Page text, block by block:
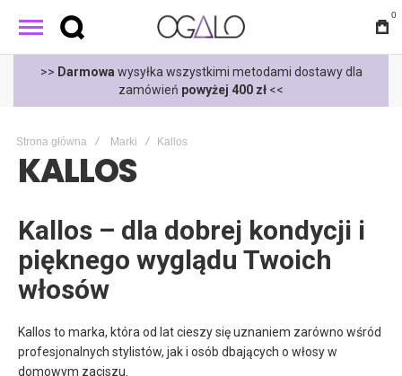
0
>> Darmowa wysyłka wszystkimi metodami dostawy dla
zamówień powyżej 400 zł <<
Strona główna Marki Kallos
KALLOS
Kallos – dla dobrej kondycji i
pięknego wyglądu Twoich
włosów
Kallos to marka, która od lat cieszy się uznaniem zarówno wśród
profesjonalnych stylistów, jak i osób dbających o włosy w
domowym zaciszu.